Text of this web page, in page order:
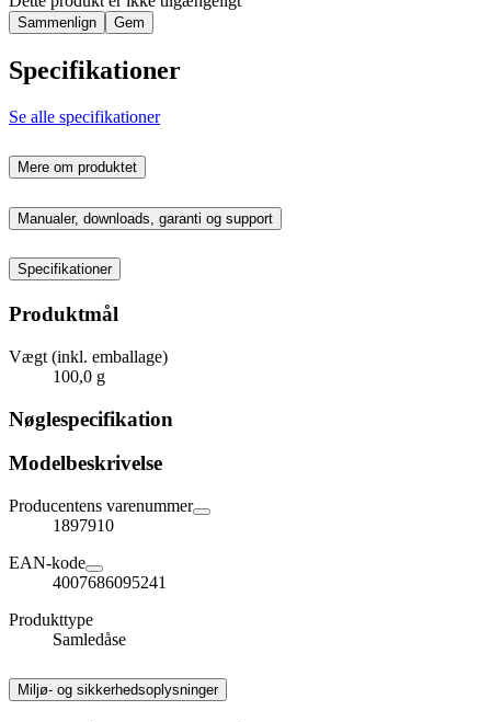
Sammenlign Gem
Specifikationer
Se alle specifikationer
Mere om produktet
Manualer, downloads, garanti og support
Specifikationer
Produktmål
Vægt (inkl. emballage)
100,0 g
Nøglespecifikation
Modelbeskrivelse
Producentens varenummer
1897910
EAN-kode
4007686095241
Produkttype
Samledåse
Miljø- og sikkerhedsoplysninger